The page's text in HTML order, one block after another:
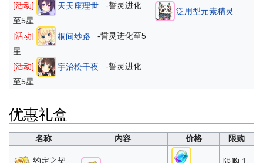
[活动]
天天座理世
-誓灵进化
至5星
[活动]
桐间纱路
-誓灵进化至5
星
[活动]
宇治松千夜
-誓灵进化
至5星
泛用型元素精灵
优惠礼盒
名称 内容 价格 限购
约定之契
限购 1